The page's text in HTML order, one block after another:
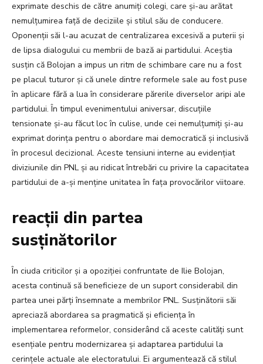
exprimate deschis de către anumiți colegi, care și-au arătat
nemulțumirea față de deciziile și stilul său de conducere.
Oponenții săi l-au acuzat de centralizarea excesivă a puterii și
de lipsa dialogului cu membrii de bază ai partidului. Aceștia
susțin că Bolojan a impus un ritm de schimbare care nu a fost
pe placul tuturor și că unele dintre reformele sale au fost puse
în aplicare fără a lua în considerare părerile diverselor aripi ale
partidului. În timpul evenimentului aniversar, discuțiile
tensionate și-au făcut loc în culise, unde cei nemulțumiți și-au
exprimat dorința pentru o abordare mai democratică și inclusivă
în procesul decizional. Aceste tensiuni interne au evidențiat
diviziunile din PNL și au ridicat întrebări cu privire la capacitatea
partidului de a-și menține unitatea în fața provocărilor viitoare.
reacții din partea
susținătorilor
În ciuda criticilor și a opoziției confruntate de Ilie Bolojan,
acesta continuă să beneficieze de un suport considerabil din
partea unei părți însemnate a membrilor PNL. Susținătorii săi
apreciază abordarea sa pragmatică și eficiența în
implementarea reformelor, considerând că aceste calități sunt
esențiale pentru modernizarea și adaptarea partidului la
cerințele actuale ale electoratului. Ei argumentează că stilul